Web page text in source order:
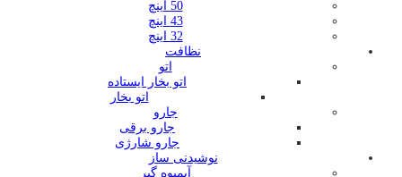
50 اینچ
43 اینچ
32 اینچ
نظافت
اتو
اتو بخار ایستاده
اتو بخار
جارو
جارو برقی
جارو شارژی
نوشیدنی ساز
آبمیوه گیر